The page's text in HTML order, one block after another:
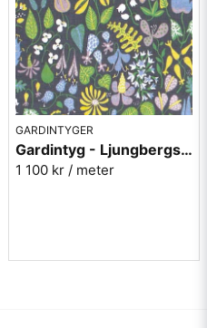
GARDINTYGER
Gardintyg - Ljungbergs - Herbarium grå
1 100 kr / meter